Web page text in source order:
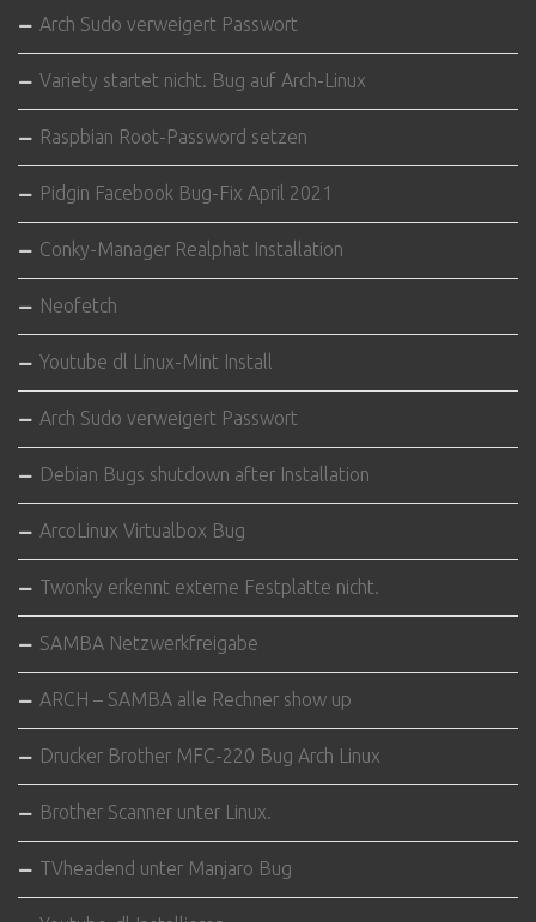
Arch Sudo verweigert Passwort
Variety startet nicht. Bug auf Arch-Linux
Raspbian Root-Password setzen
Pidgin Facebook Bug-Fix April 2021
Conky-Manager Realphat Installation
Neofetch
Youtube dl Linux-Mint Install
Arch Sudo verweigert Passwort
Debian Bugs shutdown after Installation
ArcoLinux Virtualbox Bug
Twonky erkennt externe Festplatte nicht.
SAMBA Netzwerkfreigabe
ARCH – SAMBA alle Rechner show up
Drucker Brother MFC-220 Bug Arch Linux
Brother Scanner unter Linux.
TVheadend unter Manjaro Bug